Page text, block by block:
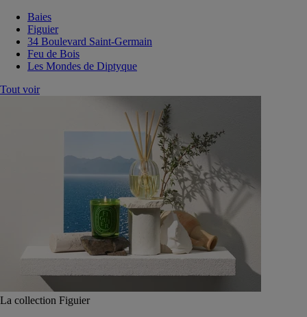
Baies
Figuier
34 Boulevard Saint-Germain
Feu de Bois
Les Mondes de Diptyque
Tout voir
La collection Figuier